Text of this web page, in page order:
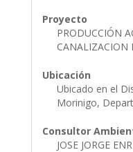
Proyecto
PRODUCCIÓN
CANALIZACION
Ubicación
Ubicado en el
Morinigo,
Consultor
JOSE JORGE